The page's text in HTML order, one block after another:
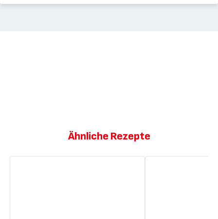
Ähnliche Rezepte